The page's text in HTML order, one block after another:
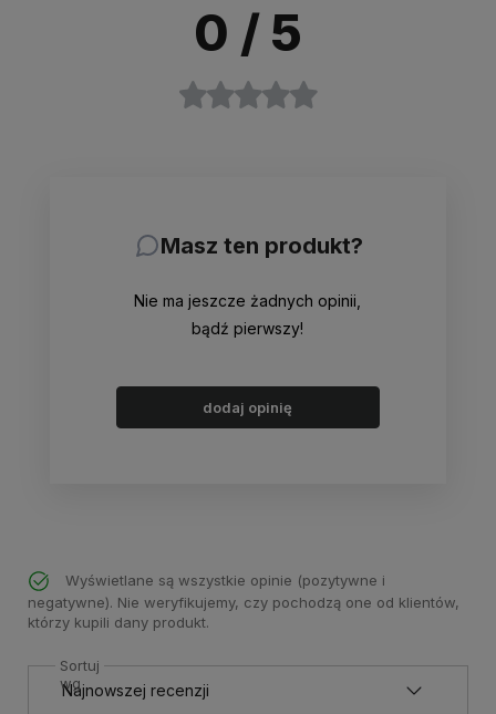
0 / 5
Masz ten produkt?
Nie ma jeszcze żadnych opinii,
bądź pierwszy!
dodaj opinię
Wyświetlane są wszystkie opinie (pozytywne i
negatywne). Nie weryfikujemy, czy pochodzą one od klientów,
którzy kupili dany produkt.
Sortuj
wg